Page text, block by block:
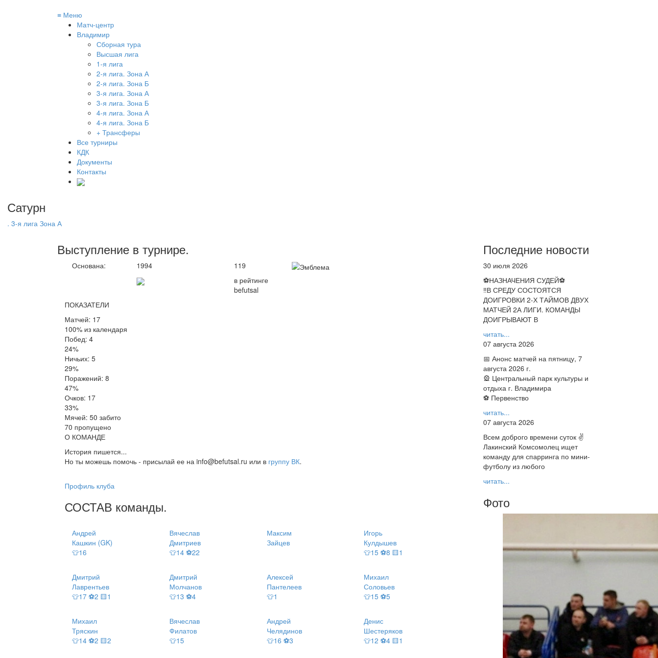
≡ Меню
Матч-центр
Владимир
Сборная тура
Высшая лига
1-я лига
2-я лига. Зона А
2-я лига. Зона Б
3-я лига. Зона А
3-я лига. Зона Б
4-я лига. Зона А
4-я лига. Зона Б
+ Трансферы
Все турниры
КДК
Документы
Контакты
Сатурн
. 3-я лига Зона А
Выступление в турнире.
Основана: 1994
119
в рейтинге
befutsal
ПОКАЗАТЕЛИ
Матчей: 17
100% из календаря
Побед: 4
24%
Ничьих: 5
29%
Поражений: 8
47%
Очков: 17
33%
Мячей: 50 забито
70 пропущено
О КОМАНДЕ
История пишется...
Но ты можешь помочь - присылай ее на info@befutsal.ru или в группу ВК.
Профиль клуба
СОСТАВ команды.
Андрей
Кашкин (GK)
👕16
Вячеслав
Дмитриев
👕14 ⚽22
Максим
Зайцев
Игорь
Кулдышев
👕15 ⚽8 🟨1
Дмитрий
Лаврентьев
👕17 ⚽2 🟨1
Дмитрий
Молчанов
👕13 ⚽4
Алексей
Пантелеев
👕1
Михаил
Соловьев
👕15 ⚽5
Михаил
Тряскин
👕14 ⚽2 🟨2
Вячеслав
Филатов
👕15
Андрей
Челядинов
👕16 ⚽3
Денис
Шестеряков
👕12 ⚽4 🟨1
Последние новости
30 июля 2026
⚽НАЗНАЧЕНИЯ СУДЕЙ⚽
‼В СРЕДУ СОСТОЯТСЯ
ДОИГРОВКИ 2-Х ТАЙМОВ ДВУХ
МАТЧЕЙ 2А ЛИГИ. КОМАНДЫ
ДОИГРЫВАЮТ В
читать...
07 августа 2026
📅 Анонс матчей на пятницу, 7
августа 2026 г.
🎡 Центральный парк культуры и
отдыха г. Владимира
⚽ Первенство
читать...
07 августа 2026
Всем доброго времени суток ✌
Лакинский Комсомолец ищет
команду для спарринга по мини-
футболу из любого
читать...
Фото